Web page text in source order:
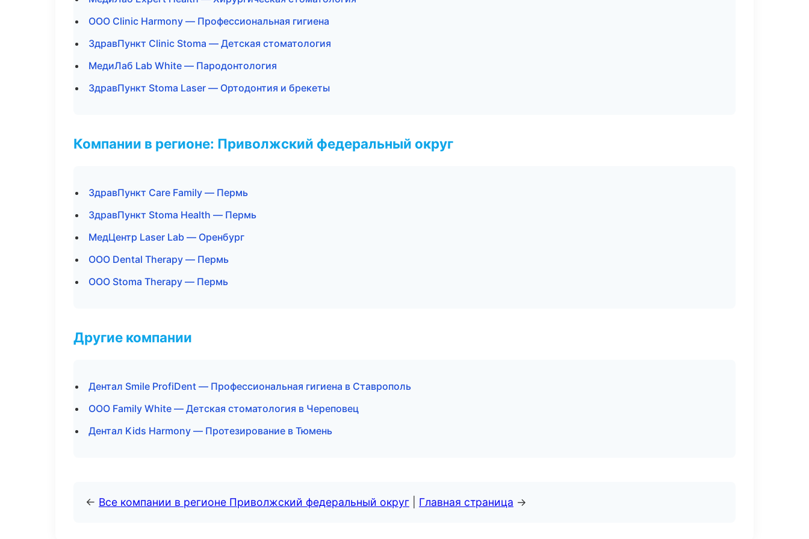
ООО Clinic Harmony — Профессиональная гигиена
ЗдравПункт Clinic Stoma — Детская стоматология
МедиЛаб Lab White — Пародонтология
ЗдравПункт Stoma Laser — Ортодонтия и брекеты
Компании в регионе: Приволжский федеральный округ
ЗдравПункт Care Family — Пермь
ЗдравПункт Stoma Health — Пермь
МедЦентр Laser Lab — Оренбург
ООО Dental Therapy — Пермь
ООО Stoma Therapy — Пермь
Другие компании
Дентал Smile ProfiDent — Профессиональная гигиена в Ставрополь
ООО Family White — Детская стоматология в Череповец
Дентал Kids Harmony — Протезирование в Тюмень
← Все компании в регионе Приволжский федеральный округ Главная страница →